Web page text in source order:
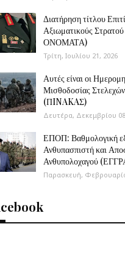
Διατήρηση τίτλου
Αξιωματικούς
ΟΝΟΜΑΤΑ)
Τρίτη, Ιουλίου 21, 2026
Αυτές είναι οι
Μισθοδοσίας
(ΠINAKAΣ)
Δευτέρα, Δεκεμβρίου
ΕΠΟΠ: Βαθμολογική
Ανθυπασπιστή και
Ανθυπολοχαγού
Παρασκευή,